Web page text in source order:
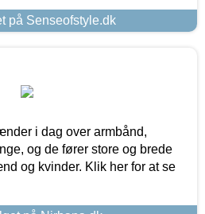
på Senseofstyle.dk
i dag over armbånd,
og de fører store og brede
og kvinder. Klik her for at se